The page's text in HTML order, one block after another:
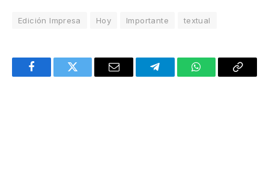
Edición Impresa Hoy Importante textual
FacebookTwitter Email TelegramWhatsAppCopy